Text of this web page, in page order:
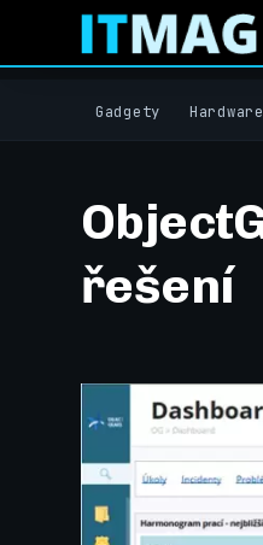
Gadgety Hardware
řešení